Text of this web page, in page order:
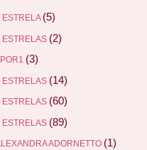
ESTRELA (5)
ESTRELAS (2)
(3)
ESTRELAS (14)
ESTRELAS (60)
ESTRELAS (89)
ADORNETTO (1)